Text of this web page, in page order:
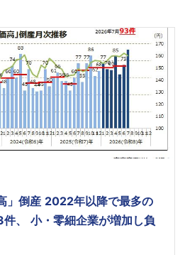
」倒産 2022年以降で最多の
、 小・零細企業が増加し負